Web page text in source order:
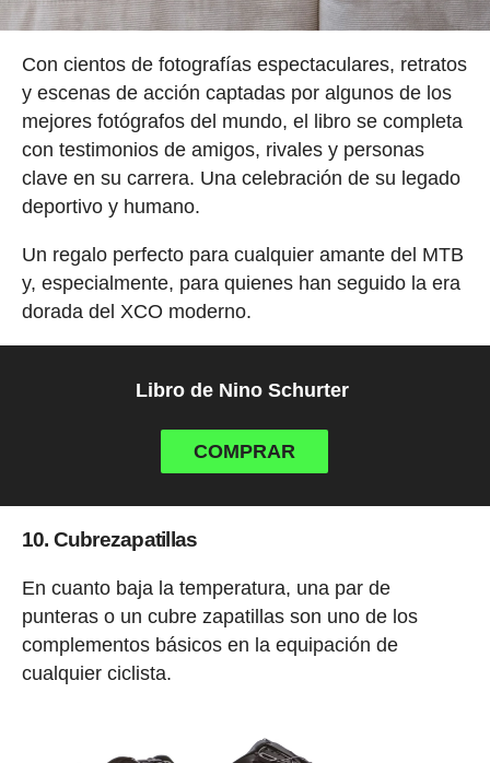
Con cientos de fotografías espectaculares, retratos
y escenas de acción captadas por algunos de los
mejores fotógrafos del mundo, el libro se completa
con testimonios de amigos, rivales y personas
clave en su carrera. Una celebración de su legado
deportivo y humano.
Un regalo perfecto para cualquier amante del MTB
y, especialmente, para quienes han seguido la era
dorada del XCO moderno.
Libro de Nino Schurter
COMPRAR
10. Cubrezapatillas
En cuanto baja la temperatura, una par de
punteras o un cubre zapatillas son uno de los
complementos básicos en la equipación de
cualquier ciclista.